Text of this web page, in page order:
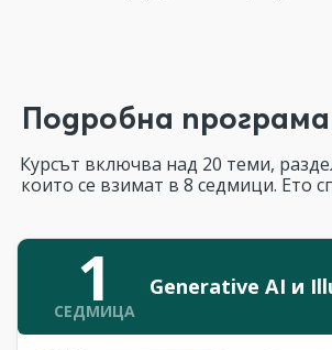
Подробна
Курсът включва над 20 теми,
които се взимат в 8 седмици. Ето
1
СЕДМИЦА
Generative AI и